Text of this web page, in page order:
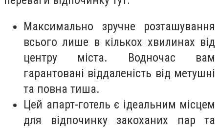
Максимально зручне розташування
всього лише в кількох хвилинах від
центру міста. Водночас вам
гарантовані віддаленість від метушні
та повна тиша.
Цей апарт-готель є ідеальним місцем
для відпочинку закоханих пар та